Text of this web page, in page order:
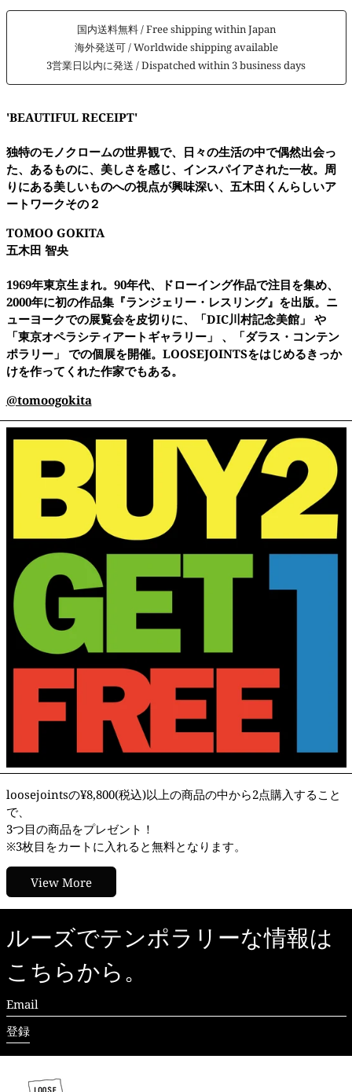
国内送料無料 / Free shipping within Japan
海外発送可 / Worldwide shipping available
3営業日以内に発送 / Dispatched within 3 business days
'BEAUTIFUL RECEIPT'
独特のモノクロームの世界観で、日々の生活の中で偶然出会っ
た、あるものに、美しさを感じ、インスパイアされた一枚。周
りにある美しいものへの視点が興味深い、五木田くんらしいア
ートワークその２
TOMOO GOKITA
五木田 智央
1969年東京生まれ。90年代、ドローイング作品で注目を集め、
2000年に初の作品集『ランジェリー・レスリング』を出版。ニ
ューヨークでの展覧会を皮切りに、「DIC川村記念美館」 や
「東京オペラシティアートギャラリー」 、「ダラス・コンテン
ポラリー」 での個展を開催。LOOSEJOINTSをはじめるきっか
けを作ってくれた作家でもある。
@tomoogokita
loosejointsの¥8,800(税込)以上の商品の中から2点購入すること
で、
3つ目の商品をプレゼント！
※3枚目をカートに入れると無料となります。
View More
ルーズでテンポラリーな情報は
こちらから。
Email
登録